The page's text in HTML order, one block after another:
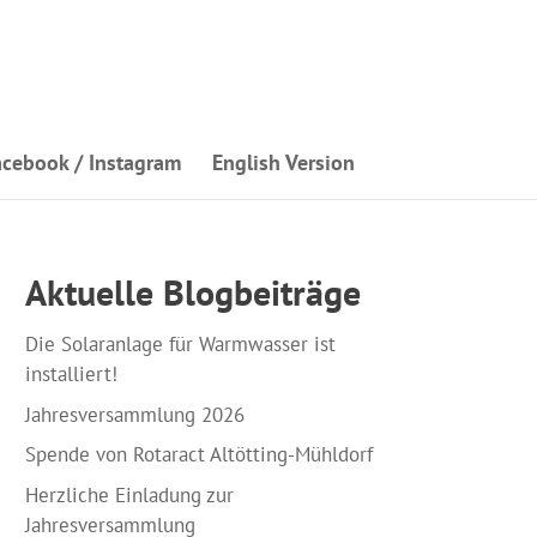
/ Instagram English Version
Aktuelle Blogbeiträge
Die Solaranlage für Warmwasser ist
installiert!
Jahresversammlung 2026
Spende von Rotaract Altötting-Mühldorf
Herzliche Einladung zur
Jahresversammlung